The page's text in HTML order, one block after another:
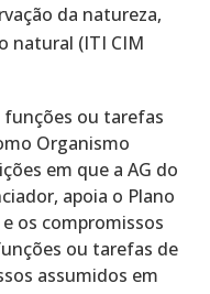
da natureza,
natural (ITI CIM
ou tarefas
Organismo
em que a AG do
apoia o Plano
os compromissos
ou tarefas de
assumidos em